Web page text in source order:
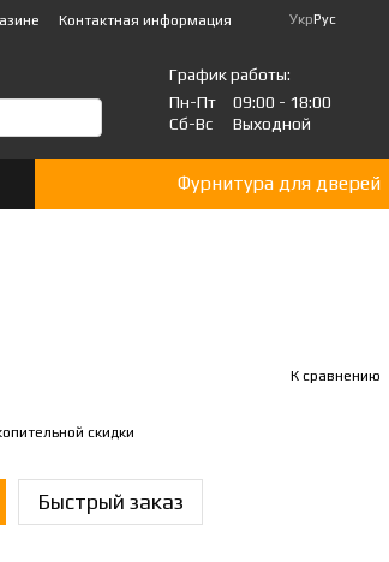
Контактная информация
УкрРус
График работы:
Пн-Пт
09:00 - 18:00
Сб-Вс
Выходной
Фурнитура для дверей
К сравнению
скидки
Быстрый заказ